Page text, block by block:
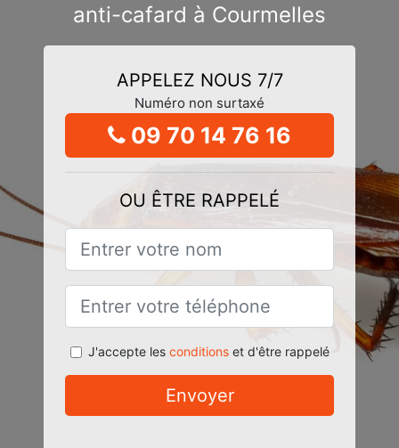
anti-cafard à Courmelles
APPELEZ NOUS 7/7
Numéro non surtaxé
09 70 14 76 16
OU ÊTRE RAPPELÉ
J'accepte les conditionset d'être rappelé
Envoyer